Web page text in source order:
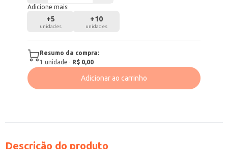
Adicione mais:
+5
unidades
+10
unidades
Resumo da compra:
1 unidade · R$ 0,00
Adicionar ao carrinho
Descrição do produto